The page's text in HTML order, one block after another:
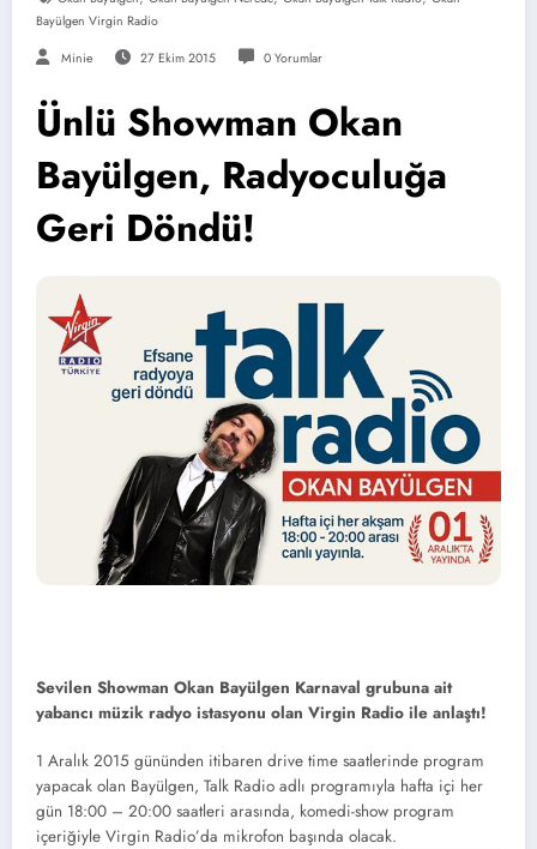
Bayülgen Virgin Radio
Minie 27 Ekim 2015 0 Yorumlar
Ünlü Showman Okan
Bayülgen, Radyoculuğa
Geri Döndü!
Sevilen Showman Okan Bayülgen Karnaval grubuna ait
yabancı müzik radyo istasyonu olan Virgin Radio ile anlaştı!
1 Aralık 2015 gününden itibaren drive time saatlerinde program
yapacak olan Bayülgen, Talk Radio adlı programıyla hafta içi her
gün 18:00 – 20:00 saatleri arasında, komedi-show program
içeriğiyle Virgin Radio’da mikrofon başında olacak.